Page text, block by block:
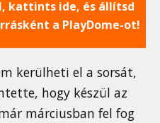
kattints ide, és állítsd
a PlayDome-ot!
kerülheti el a sorsát,
hogy készül az
márciusban fel fog